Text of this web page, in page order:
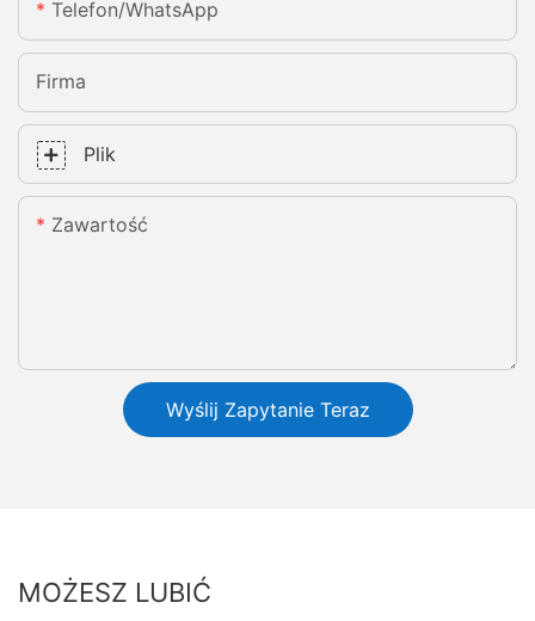
Telefon/WhatsApp
Firma
Plik
Zawartość
Wyślij Zapytanie Teraz
MOŻESZ LUBIĆ